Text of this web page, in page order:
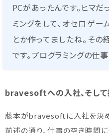
PCがあったんです。ヒマ
ミングをして、オセロゲー
とか作ってましたね。その
です。プログラミングの仕
bravesoftへの入社、そし
藤本がbravesoftに入社を決
前述の通り、仕事の空き時間